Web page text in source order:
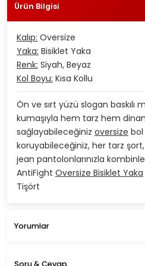
Ürün Bilgisi
Kalıp: Oversize
Yaka: Bisiklet Yaka
Renk: Siyah, Beyaz
Kol Boyu: Kısa Kollu
Ön ve sırt yüzü slogan baskılı
kumaşıyla hem tarz hem
sağlayabileceğiniz oversize bol
koruyabileceğiniz, her tarz
jean pantolonlarınızla
AntiFight Oversize Bisiklet Yaka
Tişört
Yorumlar
Soru & Cevap